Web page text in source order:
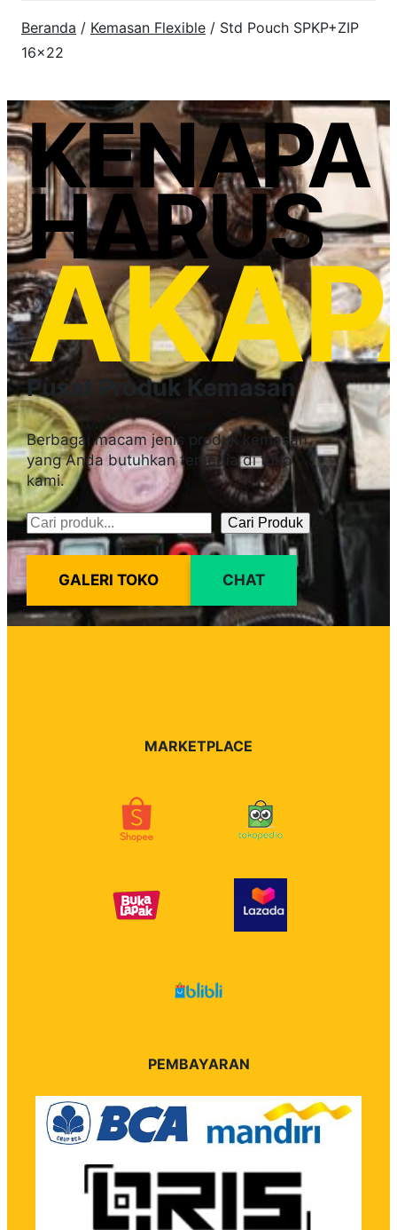
Beranda / Kemasan Flexible / Std Pouch SPKP+ZIP
16×22
KENAPA
HARUS
Pusat Produk Kemasan
Berbagai macam jenis produk kemasan
yang Anda butuhkan tersedia di toko
kami.
Pencarian Cari Produk
GALERI TOKO CHAT
MARKETPLACE
PEMBAYARAN